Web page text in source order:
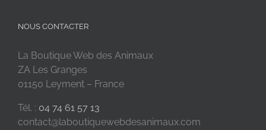
NOUS CONTACTER
La Boutique Web des Animaux
ZA Les Granges
01150 Leyment – France
Tél. : 04 74 61 57 13
contact@laboutiquewebdesanimaux.com